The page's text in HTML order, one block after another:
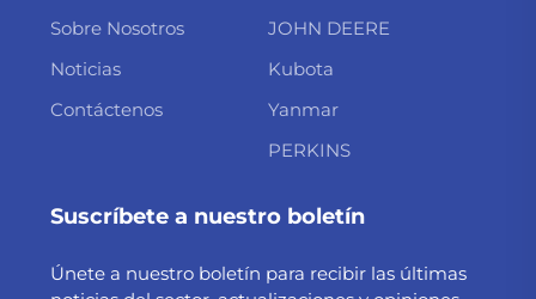
Sobre Nosotros
Noticias
Contáctenos
JOHN DEERE
Kubota
Yanmar
PERKINS
Suscríbete a nuestro boletín
Únete a nuestro boletín para recibir las últimas